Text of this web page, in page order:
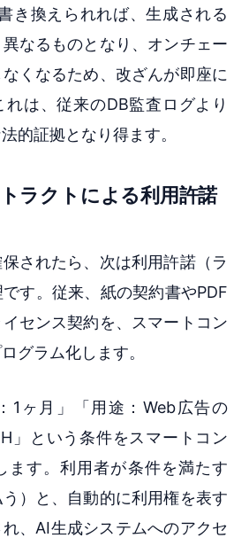
き換えられれば、生成される
なるものとなり、オンチェー
くなるため、改ざんが即座に
は、従来のDB監査ログより
的証拠となり得ます。
ラクトによる利用許諾
されたら、次は利用許諾（ラ
す。従来、紙の契約書やPDF
センス契約を、スマートコン
グラム化します。
1ヶ月」「用途：Web広告の
」という条件をスマートコン
ます。利用者が条件を満たす
う）と、自動的に利用権を表す
れ、AI生成システムへのアクセ